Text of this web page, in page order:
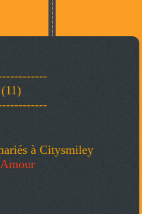
à Citysmiley
Amour